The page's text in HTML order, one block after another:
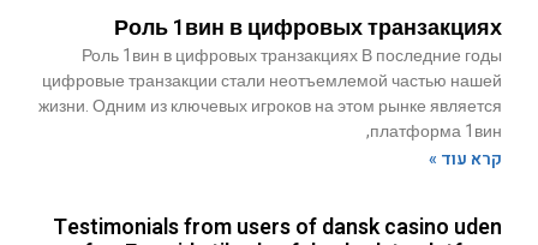
Роль 1вин в цифровых транзакциях
Роль 1вин в цифровых транзакциях В последние годы
цифровые транзакции стали неотъемлемой частью нашей
жизни. Одним из ключевых игроков на этом рынке является
платформа 1вин,
קרא עוד »
Testimonials from users of dansk casino uden